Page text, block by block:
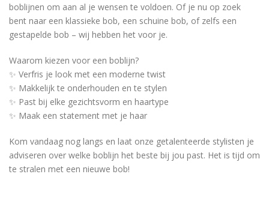
boblijnen om aan al je wensen te voldoen. Of je nu op zoek
bent naar een klassieke bob, een schuine bob, of zelfs een
gestapelde bob – wij hebben het voor je.
Waarom kiezen voor een boblijn?
✨ Verfris je look met een moderne twist
✨ Makkelijk te onderhouden en te stylen
✨ Past bij elke gezichtsvorm en haartype
✨ Maak een statement met je haar
Kom vandaag nog langs en laat onze getalenteerde stylisten je
adviseren over welke boblijn het beste bij jou past. Het is tijd om
te stralen met een nieuwe bob!